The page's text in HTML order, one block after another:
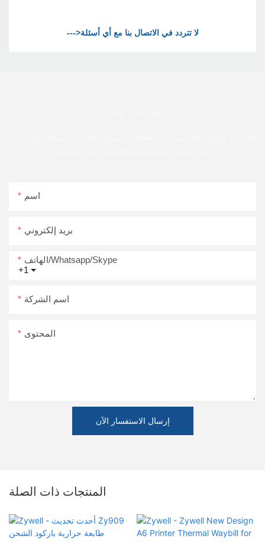
--->لا تتردد في الاتصال بنا مع أي أسئلة
اسم
بريد إلكتروني
+1
الهاتف/Whatsapp/Skype
اسم الشركة
المحتوى
إرسال الاستفسار الآن
المنتجات ذات الصلة